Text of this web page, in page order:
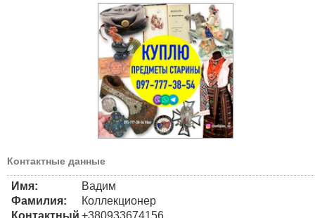
Контактные данные
Имя:
Вадим
Фамилия:
Коллекционер
Контактный +380933674156